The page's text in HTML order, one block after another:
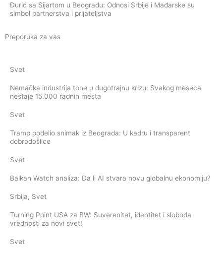
Đurić sa Sijartom u Beogradu: Odnosi Srbije i Mađarske su
simbol partnerstva i prijateljstva
Preporuka za vas
Svet
Nemačka industrija tone u dugotrajnu krizu: Svakog meseca
nestaje 15.000 radnih mesta
Svet
Tramp podelio snimak iz Beograda: U kadru i transparent
dobrodošlice
Svet
Balkan Watch analiza: Da li AI stvara novu globalnu ekonomiju?
Srbija, Svet
Turning Point USA za BW: Suverenitet, identitet i sloboda
vrednosti za novi svet!
Svet